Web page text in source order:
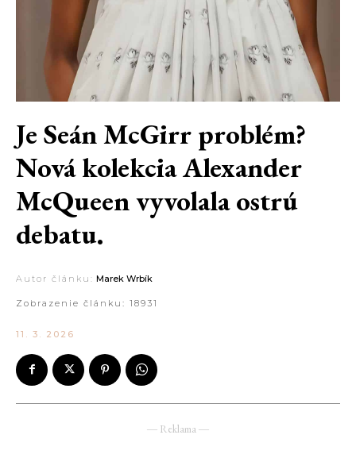
Je Seán McGirr problém?
Nová kolekcia Alexander
McQueen vyvolala ostrú
debatu.
Autor článku: Marek Wrbík
Zobrazenie článku: 18931
11. 3. 2026
― Reklama ―